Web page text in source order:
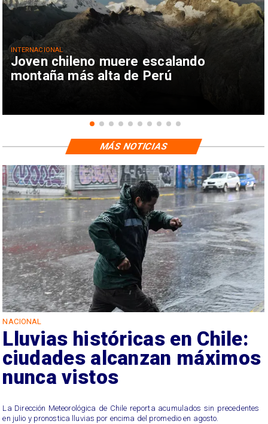
Joven chileno muere escalando
montaña más alta de Perú
INTERNACIONAL
NACIONAL
Lluvias históricas en Chile:
ciudades alcanzan máximos
nunca vistos
La Dirección Meteorológica de Chile reporta acumulados sin precedentes
en julio y pronostica lluvias por encima del promedio en agosto.
MÁS NOTICIAS